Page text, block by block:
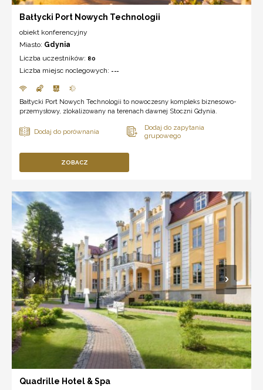
Bałtycki Port Nowych Technologii
obiekt konferencyjny
Miasto: Gdynia
Liczba uczestników: 80
Liczba miejsc noclegowych: ---
Bałtycki Port Nowych Technologii to nowoczesny kompleks biznesowo-
przemysłowy, zlokalizowany na terenach dawnej Stoczni Gdynia.
ZOBACZ
Quadrille Hotel & Spa